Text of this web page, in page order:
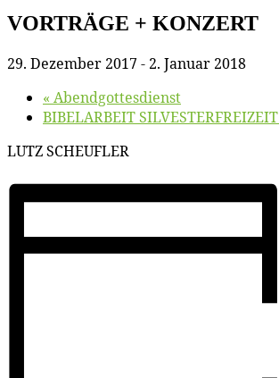
VORTRÄGE + KONZERT
29. Dezember 2017- 2. Januar 2018
« Abend­got­tes­dienst
BIBELARBEIT SILVESTERFREIZEIT
LUTZ SCHEUFLER